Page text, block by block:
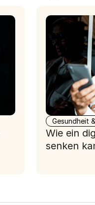
Gesundheit
Wie ein
senken